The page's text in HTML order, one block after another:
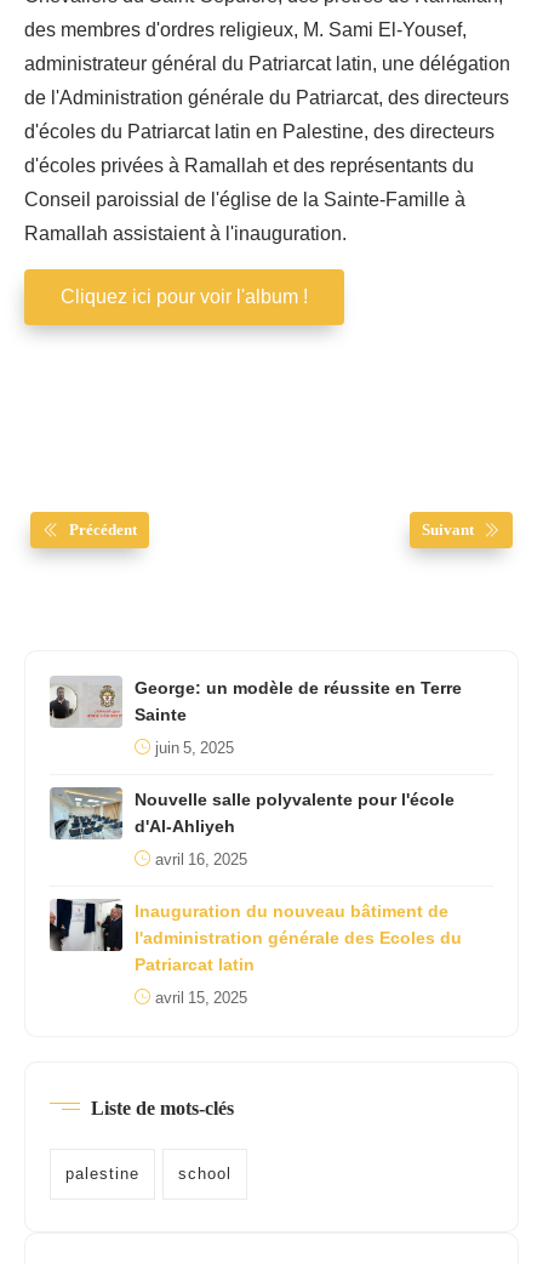
des membres d'ordres religieux, M. Sami El-Yousef,
administrateur général du Patriarcat latin, une délégation
de l'Administration générale du Patriarcat, des directeurs
d'écoles du Patriarcat latin en Palestine, des directeurs
d'écoles privées à Ramallah et des représentants du
Conseil paroissial de l'église de la Sainte-Famille à
Ramallah assistaient à l'inauguration.
Cliquez ici pour voir l'album !
Précédent Suivant
George: un modèle de réussite en Terre
Sainte
juin 5, 2025
Nouvelle salle polyvalente pour l'école
d'Al-Ahliyeh
avril 16, 2025
Inauguration du nouveau bâtiment de
l'administration générale des Ecoles du
Patriarcat latin
avril 15, 2025
Liste de mots-clés
palestine school